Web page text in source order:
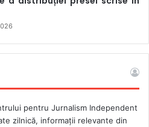
pentru Jurnalism Independent
zilnică, informații relevante din